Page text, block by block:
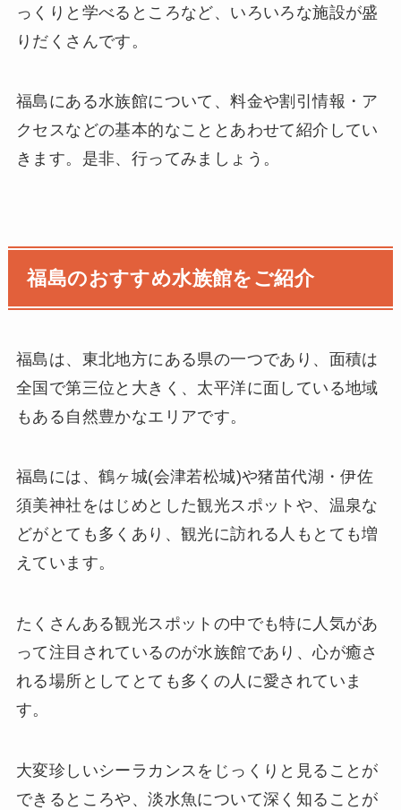
っくりと学べるところなど、いろいろな施設が盛
りだくさんです。
福島にある水族館について、料金や割引情報・ア
クセスなどの基本的なこととあわせて紹介してい
きます。是非、行ってみましょう。
福島のおすすめ水族館をご紹介
福島は、東北地方にある県の一つであり、面積は
全国で第三位と大きく、太平洋に面している地域
もある自然豊かなエリアです。
福島には、鶴ヶ城(会津若松城)や猪苗代湖・伊佐
須美神社をはじめとした観光スポットや、温泉な
どがとても多くあり、観光に訪れる人もとても増
えています。
たくさんある観光スポットの中でも特に人気があ
って注目されているのが水族館であり、心が癒さ
れる場所としてとても多くの人に愛されていま
す。
大変珍しいシーラカンスをじっくりと見ることが
できるところや、淡水魚について深く知ることが